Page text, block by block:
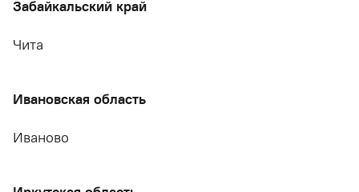
Забайкальский край
Чита
Ивановская область
Иваново